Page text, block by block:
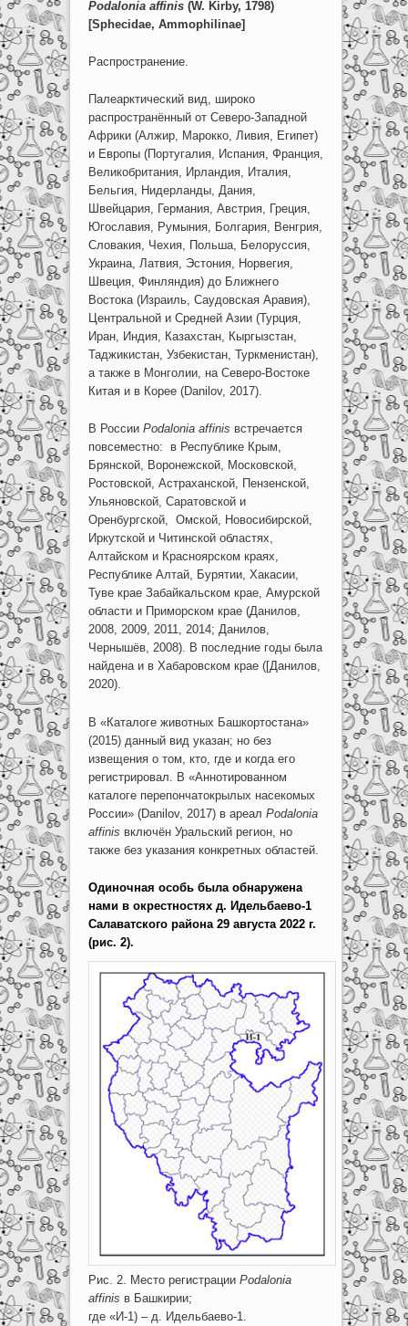
Podalonia affinis(W. Kirby, 1798)
[Sphecidae, Ammophilinae]
Распространение.
Палеарктический вид, широко
распространённый от Северо-Западной
Африки (Алжир, Марокко, Ливия, Египет)
и Европы (Португалия, Испания, Франция,
Великобритания, Ирландия, Италия,
Бельгия, Нидерланды, Дания,
Швейцария, Германия, Австрия, Греция,
Югославия, Румыния, Болгария, Венгрия,
Словакия, Чехия, Польша, Белоруссия,
Украина, Латвия, Эстония, Норвегия,
Швеция, Финляндия) до Ближнего
Востока (Израиль, Саудовская Аравия),
Центральной и Средней Азии (Турция,
Иран, Индия, Казахстан, Кыргызстан,
Таджикистан, Узбекистан, Туркменистан),
а также в Монголии, на Северо-Востоке
Китая и в Корее (Danilov, 2017).
В России Podalonia affinis встречается
повсеместно: в Республике Крым,
Брянской, Воронежской, Московской,
Ростовской, Астраханской, Пензенской,
Ульяновской, Саратовской и
Оренбургской, Омской, Новосибирской,
Иркутской и Читинской областях,
Алтайском и Красноярском краях,
Республике Алтай, Бурятии, Хакасии,
Туве крае Забайкальском крае, Амурской
области и Приморском крае (Данилов,
2008, 2009, 2011, 2014; Данилов,
Чернышёв, 2008). В последние годы была
найдена и в Хабаровском крае ([Данилов,
2020).
В «Каталоге животных Башкортостана»
(2015) данный вид указан; но без
извещения о том, кто, где и когда его
регистрировал. В «Аннотированном
каталоге перепончатокрылых насекомых
России» (Danilov, 2017) в ареал Podalonia
affinis включён Уральский регион, но
также без указания конкретных областей.
Одиночная особь была обнаружена
нами в окрестностях д. Идельбаево-1
Салаватского района 29 августа 2022 г.
(рис. 2).
Рис. 2. Место регистрации Podalonia
affinis в Башкирии;
где «И-1) – д. Идельбаево-1.